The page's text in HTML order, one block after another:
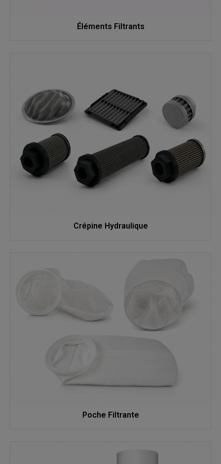
Éléments Filtrants
Crépine Hydraulique
Poche Filtrante